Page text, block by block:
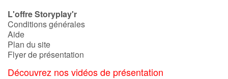
Autour du monde
Apprentissage
Art, espace, activité
L'offre Storyplay'r
Conditions générales
Aide
Plan du site
Flyer de présentation
Découvrez nos vidéos de présentation